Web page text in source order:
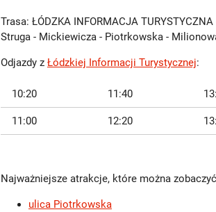
Trasa: ŁÓDZKA INFORMACJA
Struga - Mickiewicza - Piotrkowska -
Odjazdy z Łódzkiej Informacji Turystycznej:
10:20 11:40
11:00 12:20
Najważniejsze atrakcje, które można
ulica Piotrkowska